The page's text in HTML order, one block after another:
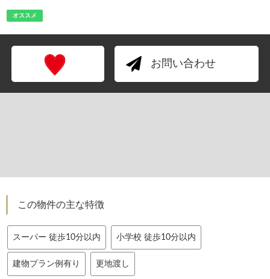
オススメ
お問い合わせ
この物件の主な特徴
スーパー 徒歩10分以内 小学校 徒歩10分以内
建物プラン例有り 更地渡し